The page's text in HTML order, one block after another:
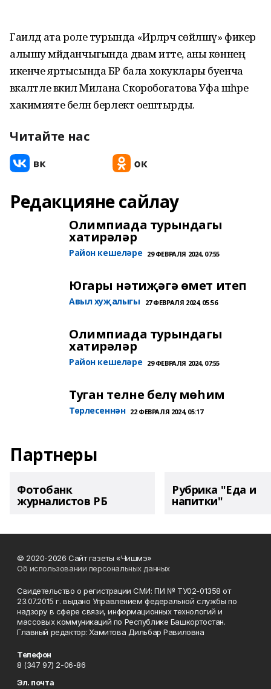
Гаиләдә ата роле турында «Ирләрчә сөйләшү» фикер
алышу мәйданчыгында дәвам итте, аны көннең
икенче яртысында БР бала хокуклары буенча
вәкаләтле вәкил Милана Скоробогатова Уфа шәһәре
хакимияте белән берлектә оештырды.
Читайте нас
Редакцияне сайлау
Олимпиада турындагы
хатирәләр
Район кешеләре 29 ФЕВРАЛЯ 2024, 07:55
Югары нәтиҗәгә өмет итеп
Авыл хуҗалыгы 27 ФЕВРАЛЯ 2024, 05:56
Олимпиада турындагы
хатирәләр
Район кешеләре 29 ФЕВРАЛЯ 2024, 07:55
Туган телне белү мөһим
Төрлесеннән 22 ФЕВРАЛЯ 2024, 05:17
Партнеры
Фотобанк
журналистов РБ
Рубрика "Еда и
напитки"
© 2020-2026 Сайт газеты «Чишмэ»
Об использовании персональных данных
Свидетельство о регистрации СМИ: ПИ № ТУ02-01358 от
23.07.2015 г. выдано Управлением федеральной службы по
надзору в сфере связи, информационных технологий и
массовых коммуникаций по Республике Башкортостан.
Главный редактор: Хамитова Дильбар Равиловна
Телефон
8 (347 97) 2-06-86
Эл. почта